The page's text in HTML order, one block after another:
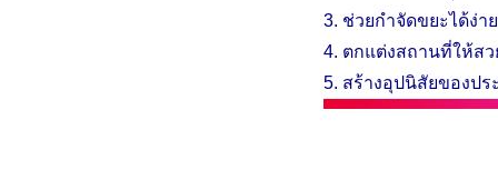
3. ช่วยกำจัดขยะได้ง่า
4. ตกแต่งสถานที่ให้ส
​5. สร้างอุปนิสัยของป